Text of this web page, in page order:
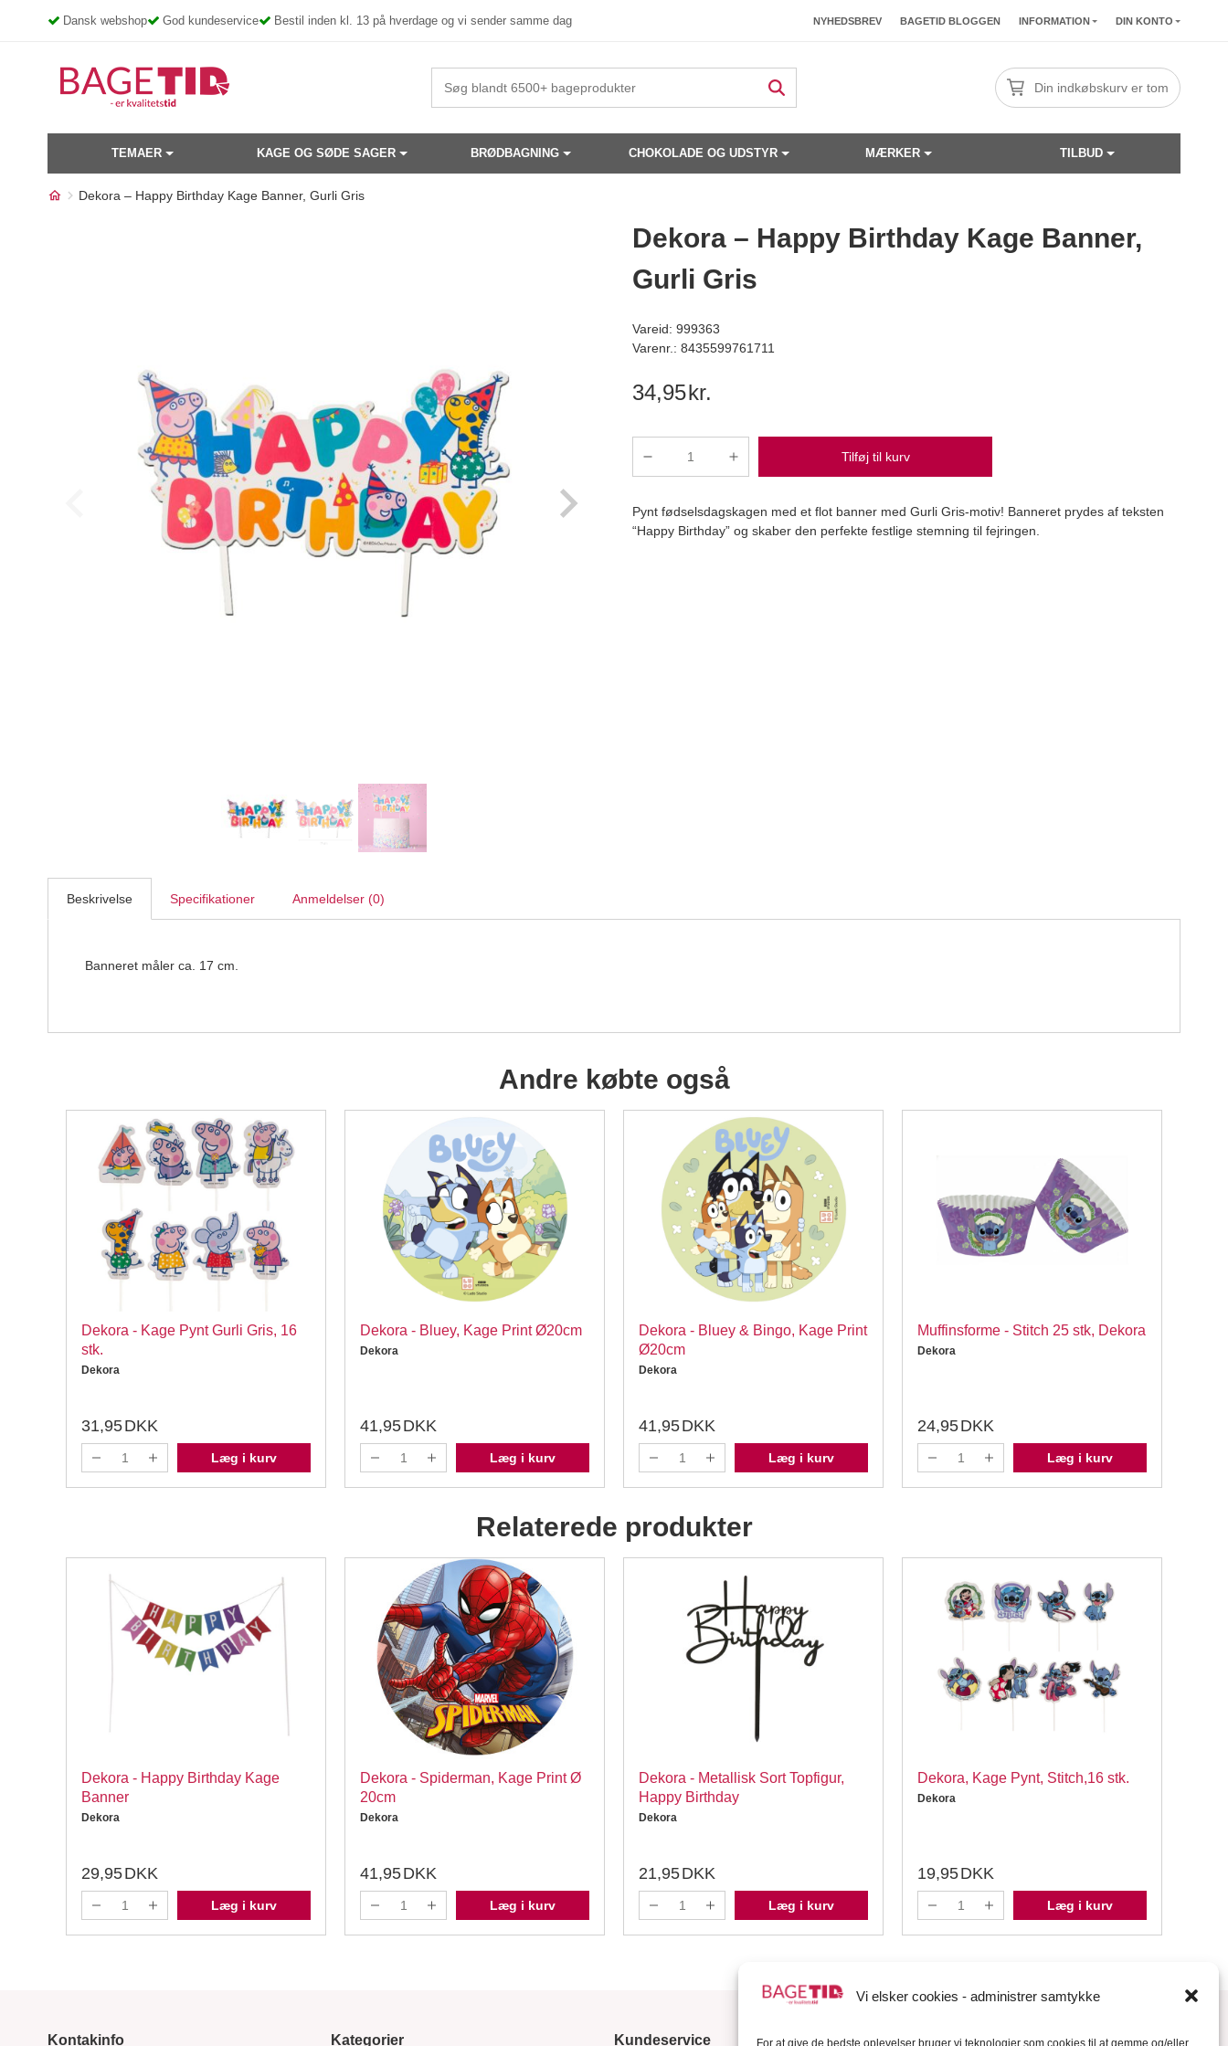
Vi elsker cookies - administrer samtykke
For at give de bedste oplevelser bruger vi teknologier som cookies til at gemme og/eller
Dansk webshop God kundeservice Bestil inden kl. 13 på hverdage og vi sender samme dag NYHEDSBREV BAGETID BLOGGEN INFORMATION DIN KONTO
Din indkøbskurv er tom
TEMAER KAGE OG SØDE SAGER BRØDBAGNING CHOKOLADE OG UDSTYR MÆRKER TILBUD
Dekora – Happy Birthday Kage Banner, Gurli Gris
Måske kunne nogle af disse produkter have din interesse?
Callebaut Chokolade Callets mørk 811 54,5% - 2,5 kg
☓
Dekora – Happy Birthday Kage Banner,
Gurli Gris
Vareid: 999363
Varenr.: 8435599761711
34,95kr.
Birthday
Kage
Tilføj til kurv
Pynt fødselsdagskagen med et flot banner med Gurli Gris-motiv! Banneret prydes af teksten
“Happy Birthday” og skaber den perfekte festlige stemning til fejringen.
Beskrivelse Specifikationer Anmeldelser (0)
Banneret måler ca. 17 cm.
Andre købte også
Dekora - Kage Pynt Gurli Gris, 16
stk.
Dekora
31,95DKK
Læg i kurv
Dekora - Bluey, Kage Print Ø20cm
Dekora
41,95DKK
Læg i kurv
Dekora - Bluey & Bingo, Kage Print
Ø20cm
Dekora
41,95DKK
Læg i kurv
Muffinsforme - Stitch 25 stk, Dekora
Dekora
24,95DKK
Læg i kurv
Relaterede produkter
Dekora - Happy Birthday Kage
Banner
Dekora
29,95DKK
Læg i kurv
Dekora - Spiderman, Kage Print Ø
20cm
Dekora
41,95DKK
Læg i kurv
Dekora - Metallisk Sort Topfigur,
Happy Birthday
Dekora
21,95DKK
Læg i kurv
Dekora, Kage Pynt, Stitch,16 stk.
Dekora
19,95DKK
Læg i kurv
Kontakinfo Kategorier Kundeservice